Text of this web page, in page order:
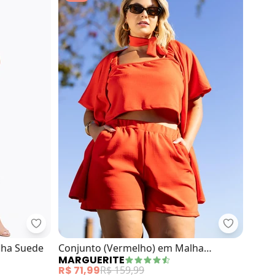
Marguerite - Conjunto (Ferrugem) em Malha Suede
Suede
Conjunto (Vermelho) em Malha
Jacquard
MARGUERITE
R$ 71,99R$ 159,99